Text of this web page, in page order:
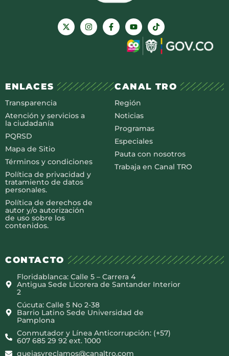
ENLACES
Transparencia
Atención y servicios a
la ciudadanía
PQRSD
Mapa de Sitio
Términos y condiciones
Política de privacidad y
tratamiento de datos
personales.
Política de derechos de
autor y/o autorización
de uso sobre los
contenidos.
CANAL TRO
Región
Noticias
Programas
Especiales
Pauta con nosotros
Trabaja en Canal TRO
CONTACTO
Floridablanca: Calle 5 – Carrera 4
Antigua Sede Licorera de Santander Interior
2
Cúcuta: Calle 5 No 2-38
Barrio Latino Sede Universidad de
Pamplona
Conmutador y Línea Anticorrupción: (+57)
607 685 29 92 ext. 1000
quejasyreclamos@canaltro.com